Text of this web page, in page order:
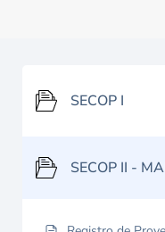
SECOP I
SECOP II -